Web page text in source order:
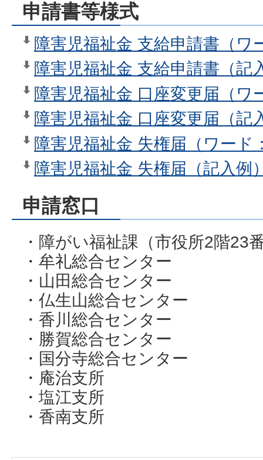
申請書等様式
障害児福祉金 支給申請書（ワ
障害児福祉金 支給申請書（記
障害児福祉金 口座変更届（ワ
障害児福祉金 口座変更届（記
障害児福祉金 失権届（ワード
障害児福祉金 失権届（記入例
申請窓口
・障がい福祉課（市役所2階23
・牟礼総合センター
・山田総合センター
・仏生山総合センター
・香川総合センター
・勝賀総合センター
・国分寺総合センター
・庵治支所
・塩江支所
・香南支所